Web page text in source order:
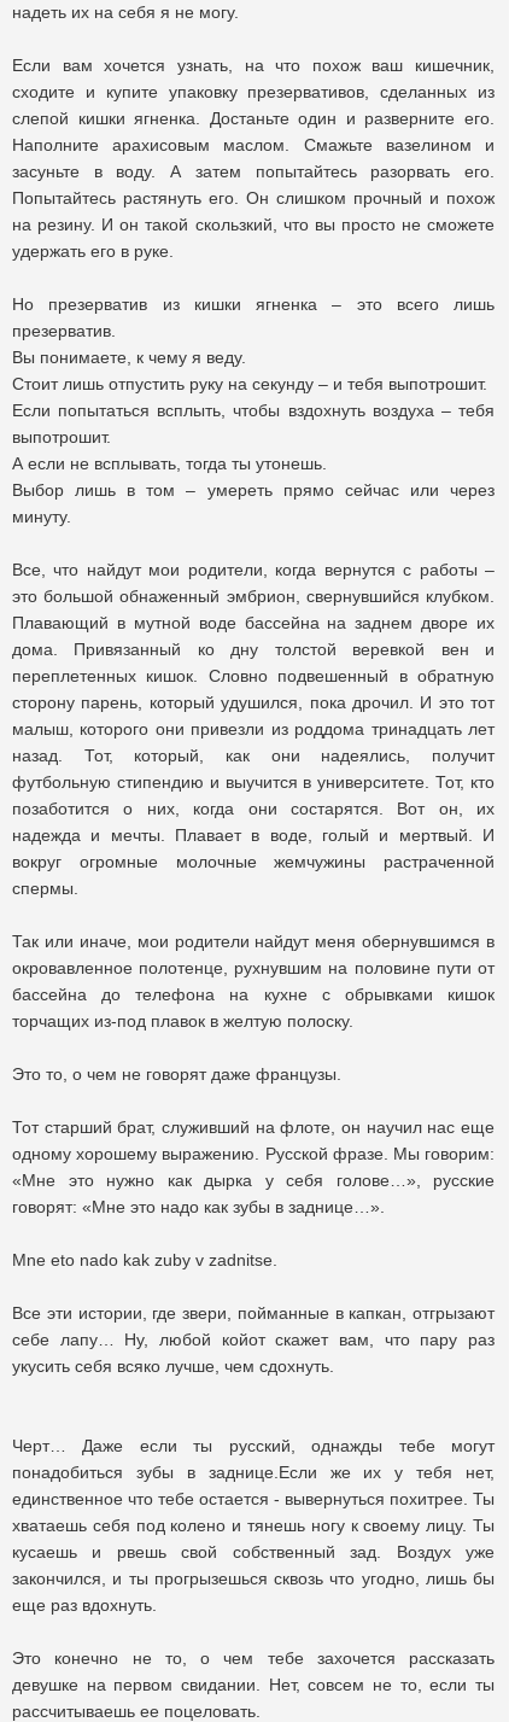
надеть их на себя я не могу.
Если вам хочется узнать, на что похож ваш кишечник,
сходите и купите упаковку презервативов, сделанных из
слепой кишки ягненка. Достаньте один и разверните его.
Наполните арахисовым маслом. Смажьте вазелином и
засуньте в воду. А затем попытайтесь разорвать его.
Попытайтесь растянуть его. Он слишком прочный и похож
на резину. И он такой скользкий, что вы просто не сможете
удержать его в руке.
Но презерватив из кишки ягненка – это всего лишь
презерватив.
Вы понимаете, к чему я веду.
Стоит лишь отпустить руку на секунду – и тебя выпотрошит.
Если попытаться всплыть, чтобы вздохнуть воздуха – тебя
выпотрошит.
А если не всплывать, тогда ты утонешь.
Выбор лишь в том – умереть прямо сейчас или через
минуту.
Все, что найдут мои родители, когда вернутся с работы –
это большой обнаженный эмбрион, свернувшийся клубком.
Плавающий в мутной воде бассейна на заднем дворе их
дома. Привязанный ко дну толстой веревкой вен и
переплетенных кишок. Словно подвешенный в обратную
сторону парень, который удушился, пока дрочил. И это тот
малыш, которого они привезли из роддома тринадцать лет
назад. Тот, который, как они надеялись, получит
футбольную стипендию и выучится в университете. Тот, кто
позаботится о них, когда они состарятся. Вот он, их
надежда и мечты. Плавает в воде, голый и мертвый. И
вокруг огромные молочные жемчужины растраченной
спермы.
Так или иначе, мои родители найдут меня обернувшимся в
окровавленное полотенце, рухнувшим на половине пути от
бассейна до телефона на кухне с обрывками кишок
торчащих из-под плавок в желтую полоску.
Это то, о чем не говорят даже французы.
Тот старший брат, служивший на флоте, он научил нас еще
одному хорошему выражению. Русской фразе. Мы говорим:
«Мне это нужно как дырка у себя голове…», русские
говорят: «Мне это надо как зубы в заднице…».
Mne eto nado kak zuby v zadnitse.
Все эти истории, где звери, пойманные в капкан, отгрызают
себе лапу… Ну, любой койот скажет вам, что пару раз
укусить себя всяко лучше, чем сдохнуть.
Черт… Даже если ты русский, однажды тебе могут
понадобиться зубы в заднице.Если же их у тебя нет,
единственное что тебе остается - вывернуться похитрее. Ты
хватаешь себя под колено и тянешь ногу к своему лицу. Ты
кусаешь и рвешь свой собственный зад. Воздух уже
закончился, и ты прогрызешься сквозь что угодно, лишь бы
еще раз вдохнуть.
Это конечно не то, о чем тебе захочется рассказать
девушке на первом свидании. Нет, совсем не то, если ты
рассчитываешь ее поцеловать.